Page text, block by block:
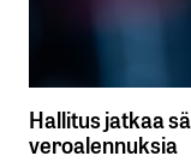
Hallitus jatkaa
veroalennuksia